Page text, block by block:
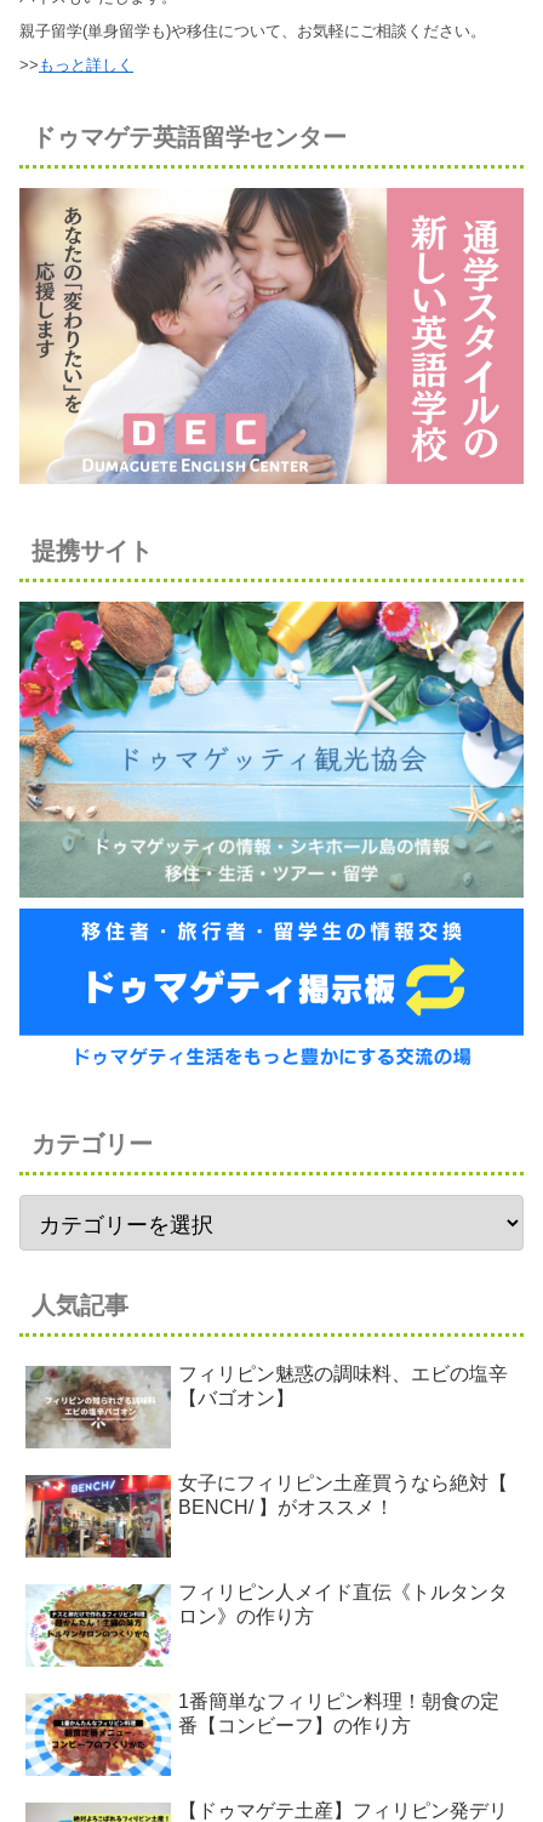
親子留学(単身留学も)や移住について、お気軽にご相談ください。
>> もっと詳しく
ドゥマゲテ英語留学センター
提携サイト
カテゴリー
人気記事
フィリピン魅惑の調味料、エビの塩辛
【バゴオン】
女子にフィリピン土産買うなら絶対【
BENCH/ 】がオススメ！
フィリピン人メイド直伝《トルタンタ
ロン》の作り方
1番簡単なフィリピン料理！朝食の定
番【コンビーフ】の作り方
【ドゥマゲテ土産】フィリピン発デリ